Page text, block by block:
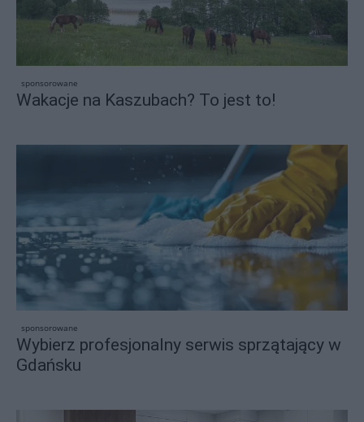
sponsorowane
Wakacje na Kaszubach? To jest to!
sponsorowane
Wybierz profesjonalny serwis sprzątający w
Gdańsku